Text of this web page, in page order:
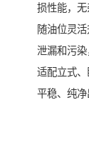
损性能，无
随油位灵
泄漏和污染
适配立式
平稳、纯净